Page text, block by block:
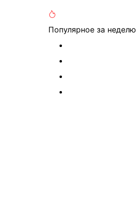
Популярное за неделю